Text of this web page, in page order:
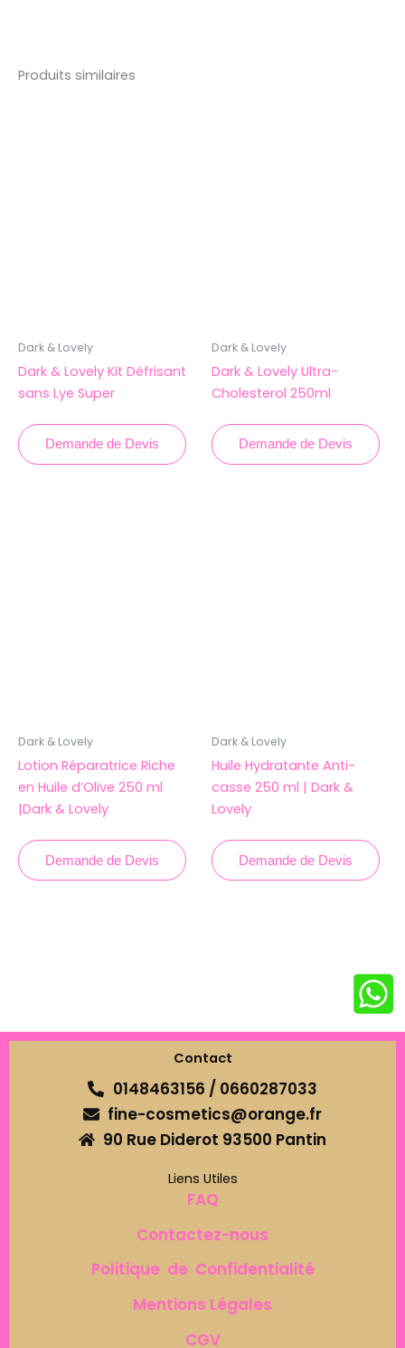
Produits similaires
Dark & Lovely
Dark & ​​Lovely Kit Défrisant
sans Lye Super
Demande de Devis
Dark & Lovely
Dark & Lovely Ultra-
Cholesterol 250ml
Demande de Devis
Dark & Lovely
Lotion Réparatrice Riche
en Huile d’Olive 250 ml
|Dark & ​​Lovely
Demande de Devis
Dark & Lovely
Huile Hydratante Anti-
casse 250 ml | Dark & ​​
Lovely
Demande de Devis
Contact
0148463156 / 0660287033
fine-cosmetics@orange.fr
90 Rue Diderot 93500 Pantin
Liens Utiles
FAQ
Contactez-nous
Politique de Confidentialité
Mentions Légales
CGV